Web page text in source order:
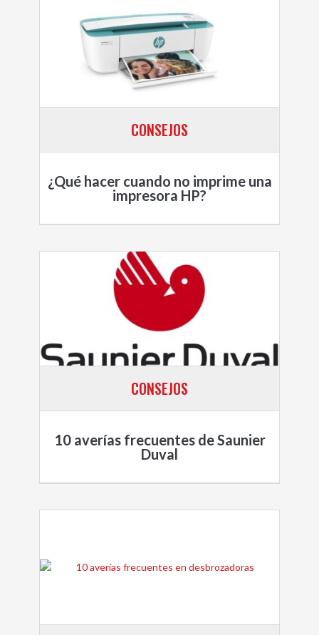
CONSEJOS
¿Qué hacer cuando no imprime una
impresora HP?
CONSEJOS
10 averías frecuentes de Saunier
Duval